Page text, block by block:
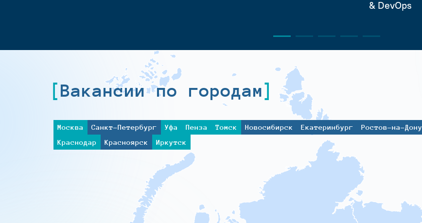
& DevOps
Вакансии по городам
Москва Санкт-Петербург Уфа Пенза Томск Новосибирск Екатеринбург Ростов-на-Дону
Краснодар
Красноярск Иркутск